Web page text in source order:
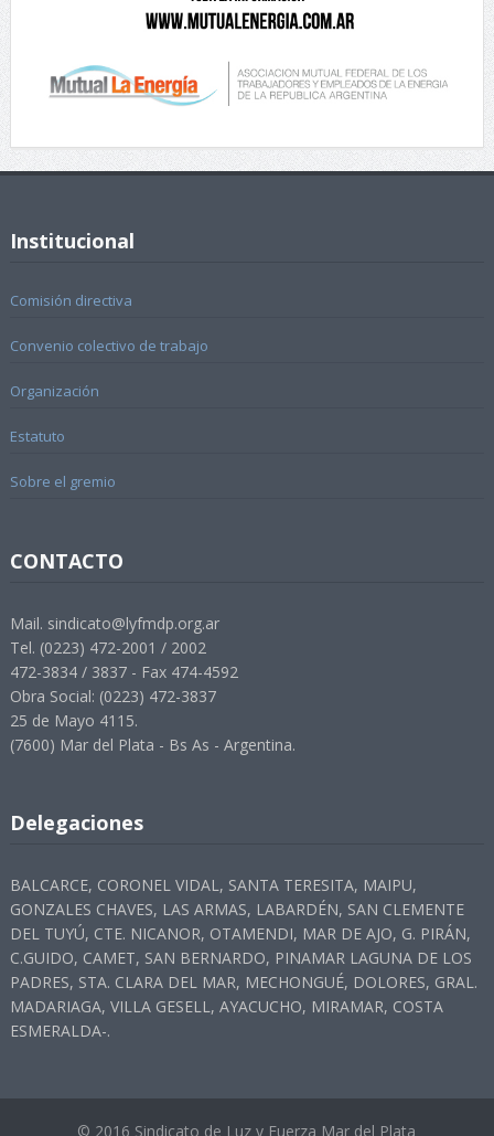
Institucional
Comisión directiva
Convenio colectivo de trabajo
Organización
Estatuto
Sobre el gremio
CONTACTO
Mail. sindicato@lyfmdp.org.ar
Tel. (0223) 472-2001 / 2002
472-3834 / 3837 - Fax 474-4592
Obra Social: (0223) 472-3837
25 de Mayo 4115.
(7600) Mar del Plata - Bs As - Argentina.
Delegaciones
BALCARCE, CORONEL VIDAL, SANTA TERESITA, MAIPU,
GONZALES CHAVES, LAS ARMAS, LABARDÉN, SAN CLEMENTE
DEL TUYÚ, CTE. NICANOR, OTAMENDI, MAR DE AJO, G. PIRÁN,
C.GUIDO, CAMET, SAN BERNARDO, PINAMAR LAGUNA DE LOS
PADRES, STA. CLARA DEL MAR, MECHONGUÉ, DOLORES, GRAL.
MADARIAGA, VILLA GESELL, AYACUCHO, MIRAMAR, COSTA
ESMERALDA-.
© 2016 Sindicato de Luz y Fuerza Mar del Plata